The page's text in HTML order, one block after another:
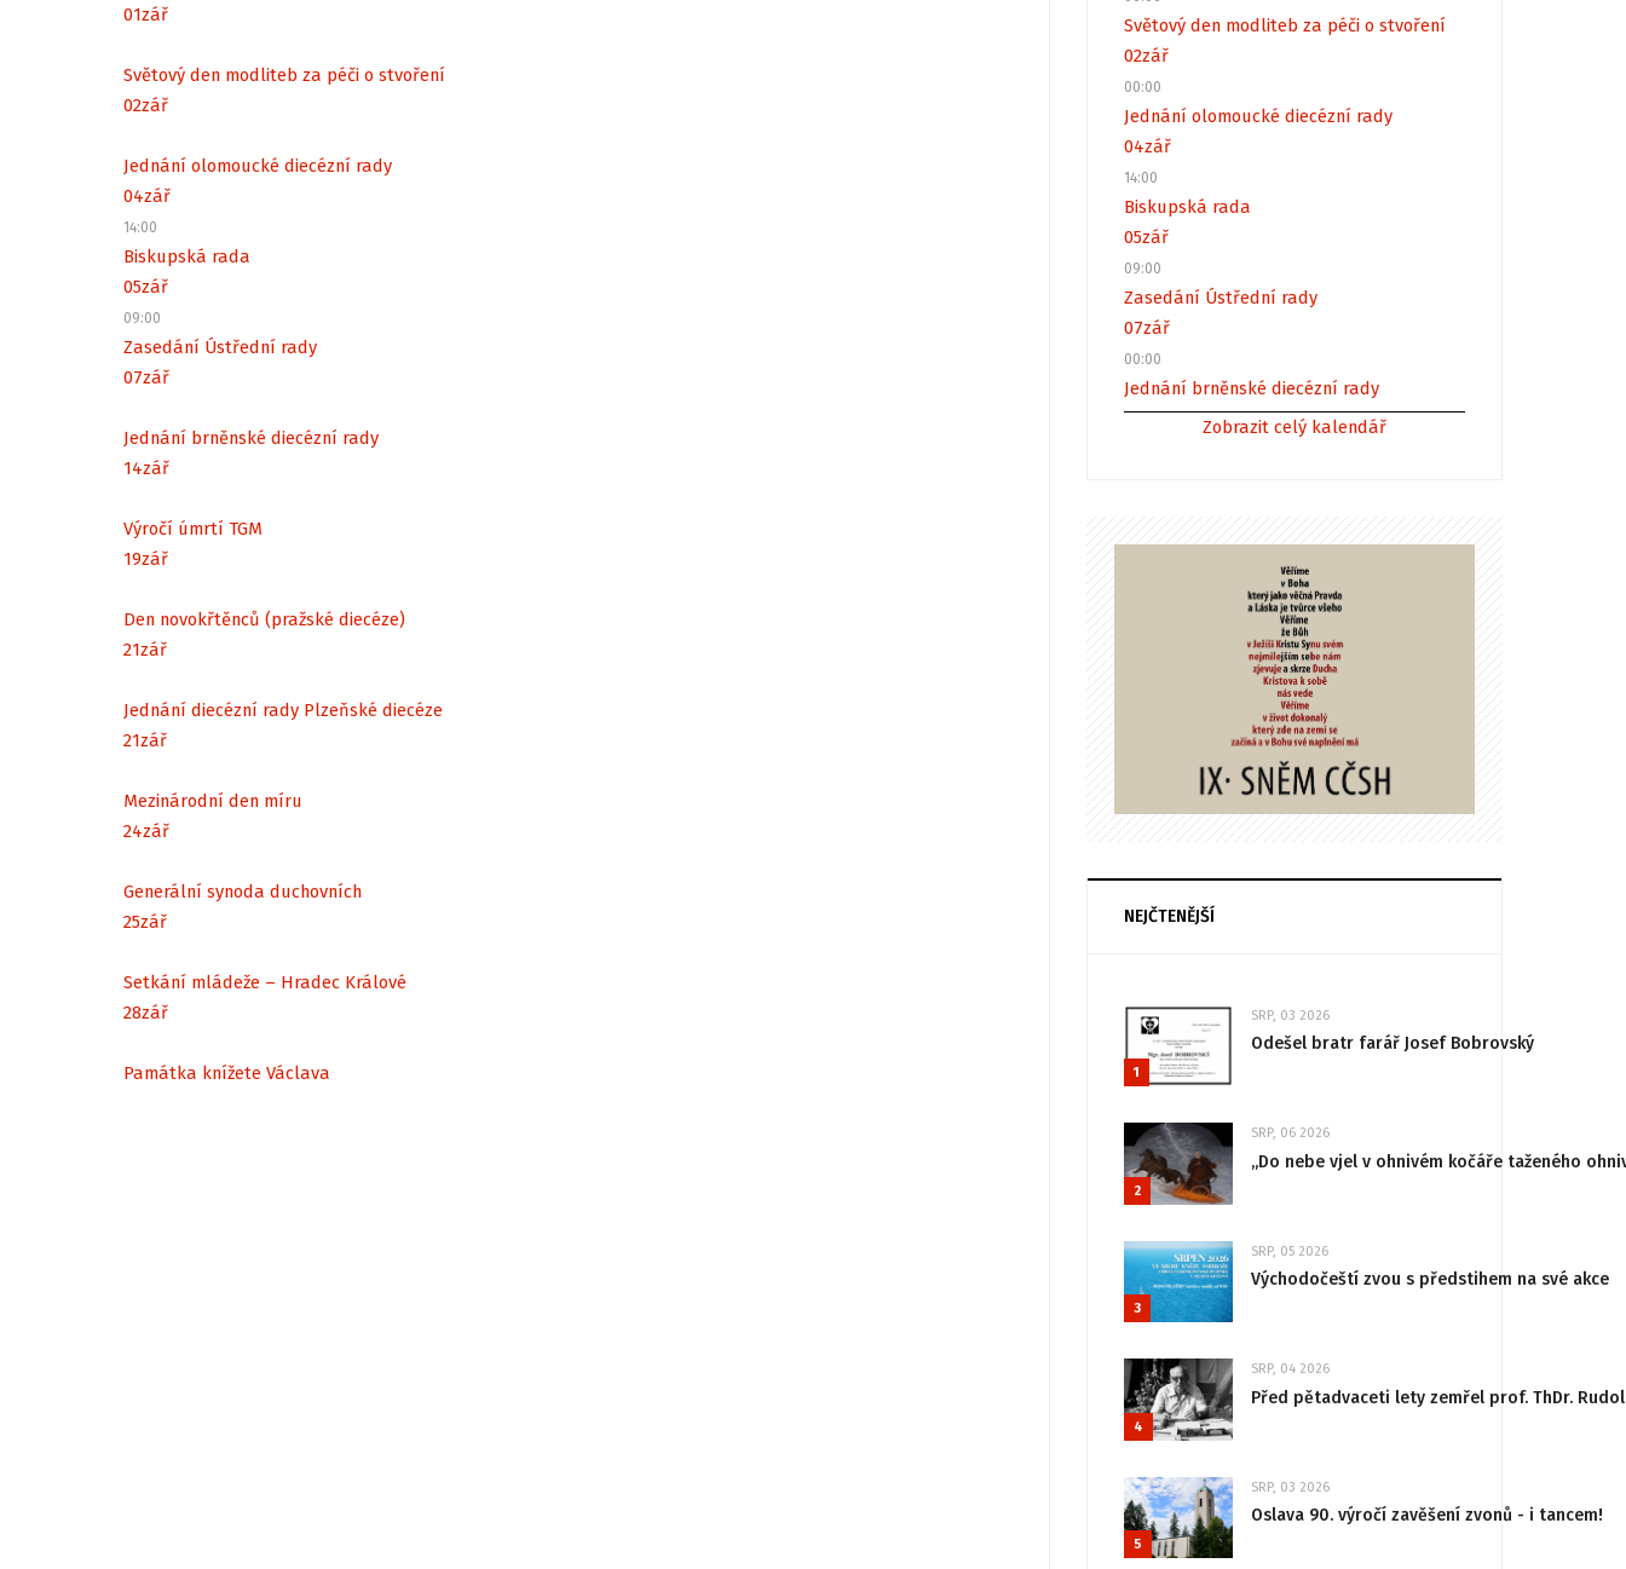
01zář
Světový den modliteb za péči o stvoření
02zář
Jednání olomoucké diecézní rady
04zář
14:00
Biskupská rada
05zář
09:00
Zasedání Ústřední rady
07zář
Jednání brněnské diecézní rady
14zář
Výročí úmrtí TGM
19zář
Den novokřtěnců (pražské diecéze)
21zář
Jednání diecézní rady Plzeňské diecéze
21zář
Mezinárodní den míru
24zář
Generální synoda duchovních
25zář
Setkání mládeže – Hradec Králové
28zář
Památka knížete Václava
Světový den modliteb za péči o stvoření
02zář
00:00
Jednání olomoucké diecézní rady
04zář
14:00
Biskupská rada
05zář
09:00
Zasedání Ústřední rady
07zář
00:00
Jednání brněnské diecézní rady
Zobrazit celý kalendář
NEJČTENĚJŠÍ
1
SRP, 03 2026
Odešel bratr farář Josef Bobrovský
2
SRP, 06 2026
„Do nebe vjel v ohnivém kočáře taženého
3
SRP, 05 2026
Východočeští zvou s předstihem na své akce
4
SRP, 04 2026
Před pětadvaceti lety zemřel prof. ThDr.
5
SRP, 03 2026
Oslava 90. výročí zavěšení zvonů - i tancem!